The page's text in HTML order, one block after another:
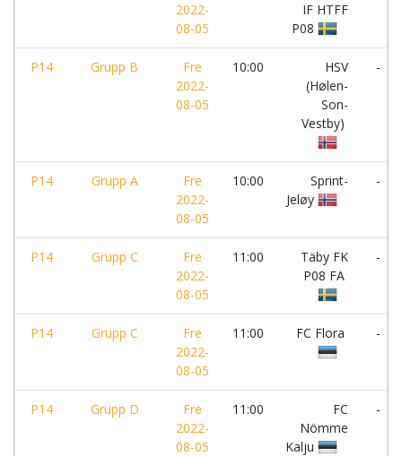
2022-
08-05
IF HTFF
P08
P14 Grupp B
Fre
2022-
08-05
10:00
HSV
(Hølen-
Son-
Vestby)
-
P14 Grupp A
Fre
2022-
08-05
10:00
Sprint-
Jeløy
-
P14 Grupp C
Fre
2022-
08-05
11:00
Täby FK
P08 FA
-
P14 Grupp C
Fre
2022-
08-05
11:00 FC Flora -
P14 Grupp D
Fre
2022-
08-05
11:00
FC
Nömme
Kalju
-